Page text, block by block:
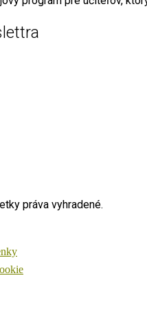
práva vyhradené.